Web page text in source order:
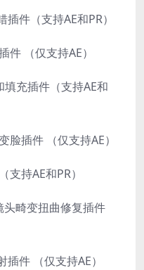
（支持AE和PR）
（仅支持AE）
插件（支持AE和
插件 （仅支持AE）
持AE和PR）
畸变扭曲修复插件
件 （仅支持AE）